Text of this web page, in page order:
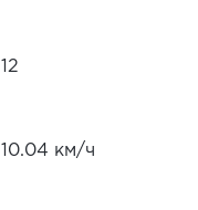
12
10.04 км/ч